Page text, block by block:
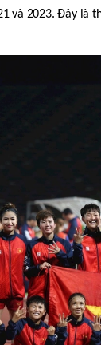
và 2023. Đây là